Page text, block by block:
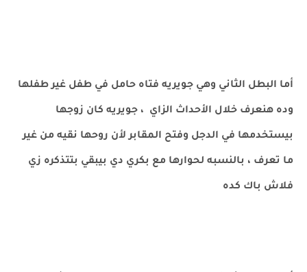
أما البطل الثاني وهي جويريه فتاه حامل في طفل غير طفلها
وده هنعرف خلال الأحداث الزاي ، جويريه كان زوجها
بيستخدمها في الدجل وفتح المقابر لأن روحها نقيه من غير
ما تعرف ، بالنسبه لحوارها مع بكري دي بيبقي بتتذكره زي
فلاش باك كده